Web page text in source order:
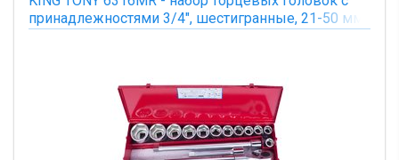
принадлежностями 3/4", шестигранные, 21-50 мм,